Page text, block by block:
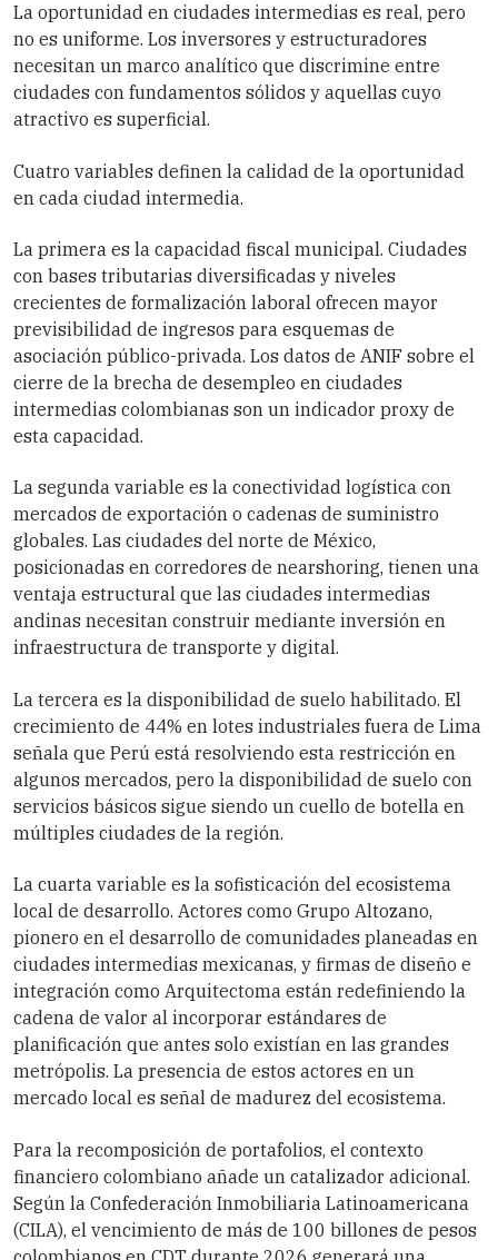
La oportunidad en ciudades intermedias es real, pero
no es uniforme. Los inversores y estructuradores
necesitan un marco analítico que discrimine entre
ciudades con fundamentos sólidos y aquellas cuyo
atractivo es superficial.
Cuatro variables definen la calidad de la oportunidad
en cada ciudad intermedia.
La primera es la capacidad fiscal municipal. Ciudades
con bases tributarias diversificadas y niveles
crecientes de formalización laboral ofrecen mayor
previsibilidad de ingresos para esquemas de
asociación público-privada. Los datos de ANIF sobre el
cierre de la brecha de desempleo en ciudades
intermedias colombianas son un indicador proxy de
esta capacidad.
La segunda variable es la conectividad logística con
mercados de exportación o cadenas de suministro
globales. Las ciudades del norte de México,
posicionadas en corredores de nearshoring, tienen una
ventaja estructural que las ciudades intermedias
andinas necesitan construir mediante inversión en
infraestructura de transporte y digital.
La tercera es la disponibilidad de suelo habilitado. El
crecimiento de 44% en lotes industriales fuera de Lima
señala que Perú está resolviendo esta restricción en
algunos mercados, pero la disponibilidad de suelo con
servicios básicos sigue siendo un cuello de botella en
múltiples ciudades de la región.
La cuarta variable es la sofisticación del ecosistema
local de desarrollo. Actores como Grupo Altozano,
pionero en el desarrollo de comunidades planeadas en
ciudades intermedias mexicanas, y firmas de diseño e
integración como Arquitectoma están redefiniendo la
cadena de valor al incorporar estándares de
planificación que antes solo existían en las grandes
metrópolis. La presencia de estos actores en un
mercado local es señal de madurez del ecosistema.
Para la recomposición de portafolios, el contexto
financiero colombiano añade un catalizador adicional.
Según la Confederación Inmobiliaria Latinoamericana
(CILA), el vencimiento de más de 100 billones de pesos